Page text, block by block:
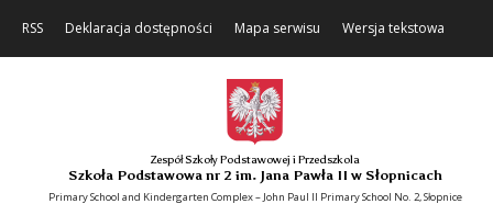
RSS Deklaracja dostępności Mapa serwisu Wersja tekstowa
Zespół Szkoły Podstawowej i Przedszkola
Szkoła Podstawowa nr 2 im. Jana Pawła II w Słopnicach
Primary School and Kindergarten Complex – John Paul II Primary School No. 2, Słopnice